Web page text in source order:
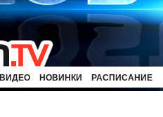
ВИДЕО НОВИНКИ РАСПИСАНИЕ